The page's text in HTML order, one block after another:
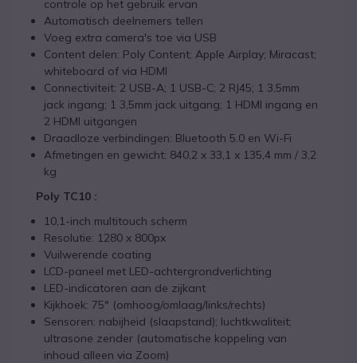
controle op het gebruik ervan
Automatisch deelnemers tellen
Voeg extra camera's toe via USB
Content delen: Poly Content; Apple Airplay; Miracast;
whiteboard of via HDMI
Connectiviteit: 2 USB-A; 1 USB-C; 2 RJ45; 1 3,5mm
jack ingang; 1 3,5mm jack uitgang; 1 HDMI ingang en
2 HDMI uitgangen
Draadloze verbindingen: Bluetooth 5.0 en Wi-Fi
Afmetingen en gewicht: 840,2 x 33,1 x 135,4 mm / 3,2
kg
Poly TC10 :
10,1-inch multitouch scherm
Resolutie: 1280 x 800px
Vuilwerende coating
LCD-paneel met LED-achtergrondverlichting
LED-indicatoren aan de zijkant
Kijkhoek: 75° (omhoog/omlaag/links/rechts)
Sensoren: nabijheid (slaapstand); luchtkwaliteit;
ultrasone zender (automatische koppeling van
inhoud alleen via Zoom)